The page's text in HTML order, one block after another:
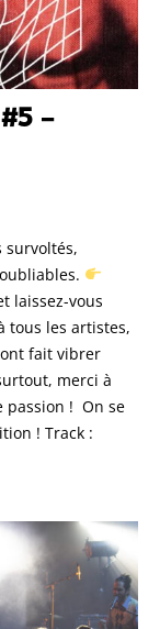
–
survoltés,
laissez-vous
tous les artistes,
fait vibrer
merci à
passion ! On se
! Track :